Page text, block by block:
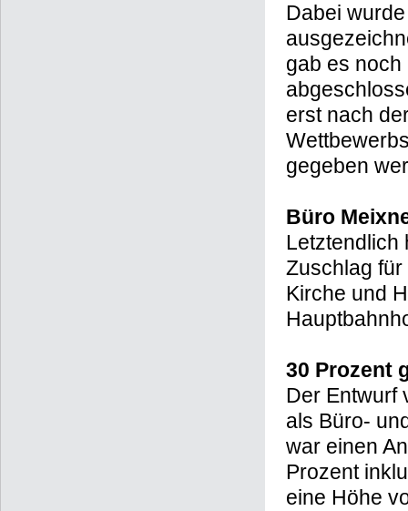
Dabei
gab es
erst nach
gegeben
Büro
Letztendlich
Zuschlag
Kirche und
30 Prozent
Der Entwurf
als Büro-
war einen
Prozent
eine Höhe